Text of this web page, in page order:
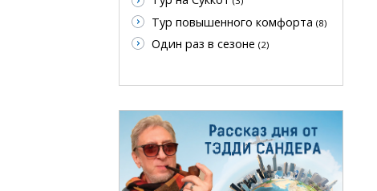
Тур повышенного комфорта (8)
Один раз в сезоне (2)